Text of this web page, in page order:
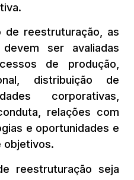
reestruturação, as
ser avaliadas
de produção,
distribuição de
corporativas,
relações com
e oportunidades e
objetivos.
reestruturação seja